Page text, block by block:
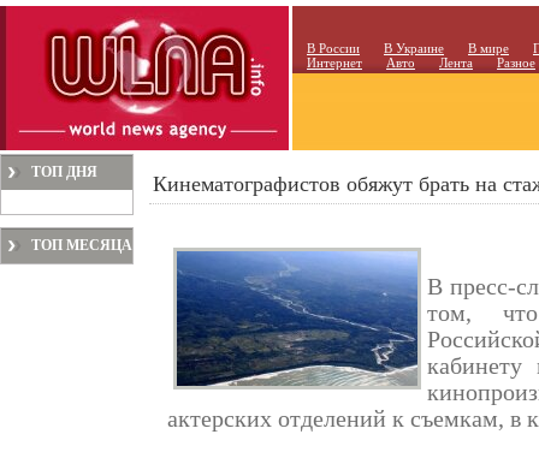
В России В Украине В мире
Интернет
Авто Лента Разное
ТОП ДНЯ
ТОП МЕСЯЦА
Кинематографистов обяжут брать на
В пресс-
том,
кабинету
актерских отделений к съемкам, в